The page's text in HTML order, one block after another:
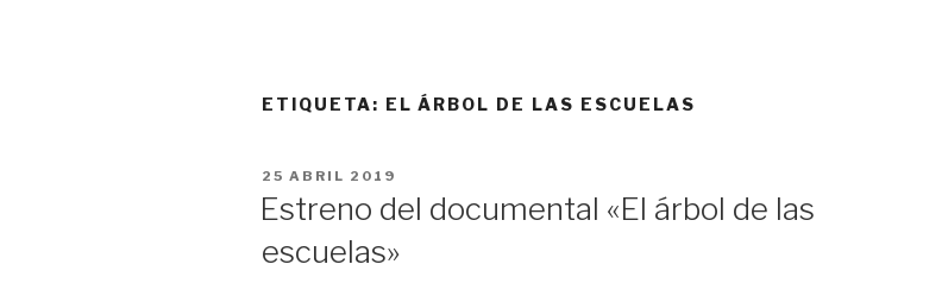
ETIQUETA: EL ÁRBOL DE LAS ESCUELAS
PUBLICADO
25 ABRIL 2019
Estreno del documental «El árbol de las
escuelas»